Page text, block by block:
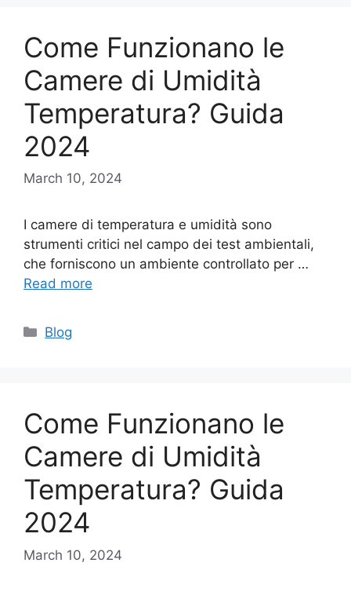
Come Funzionano le
Camere di Umidità
Temperatura? Guida
2024
March 10, 2024
I camere di temperatura e umidità sono
strumenti critici nel campo dei test ambientali,
che forniscono un ambiente controllato per …
Read more
Categories
Blog
Come Funzionano le
Camere di Umidità
Temperatura? Guida
2024
March 10, 2024